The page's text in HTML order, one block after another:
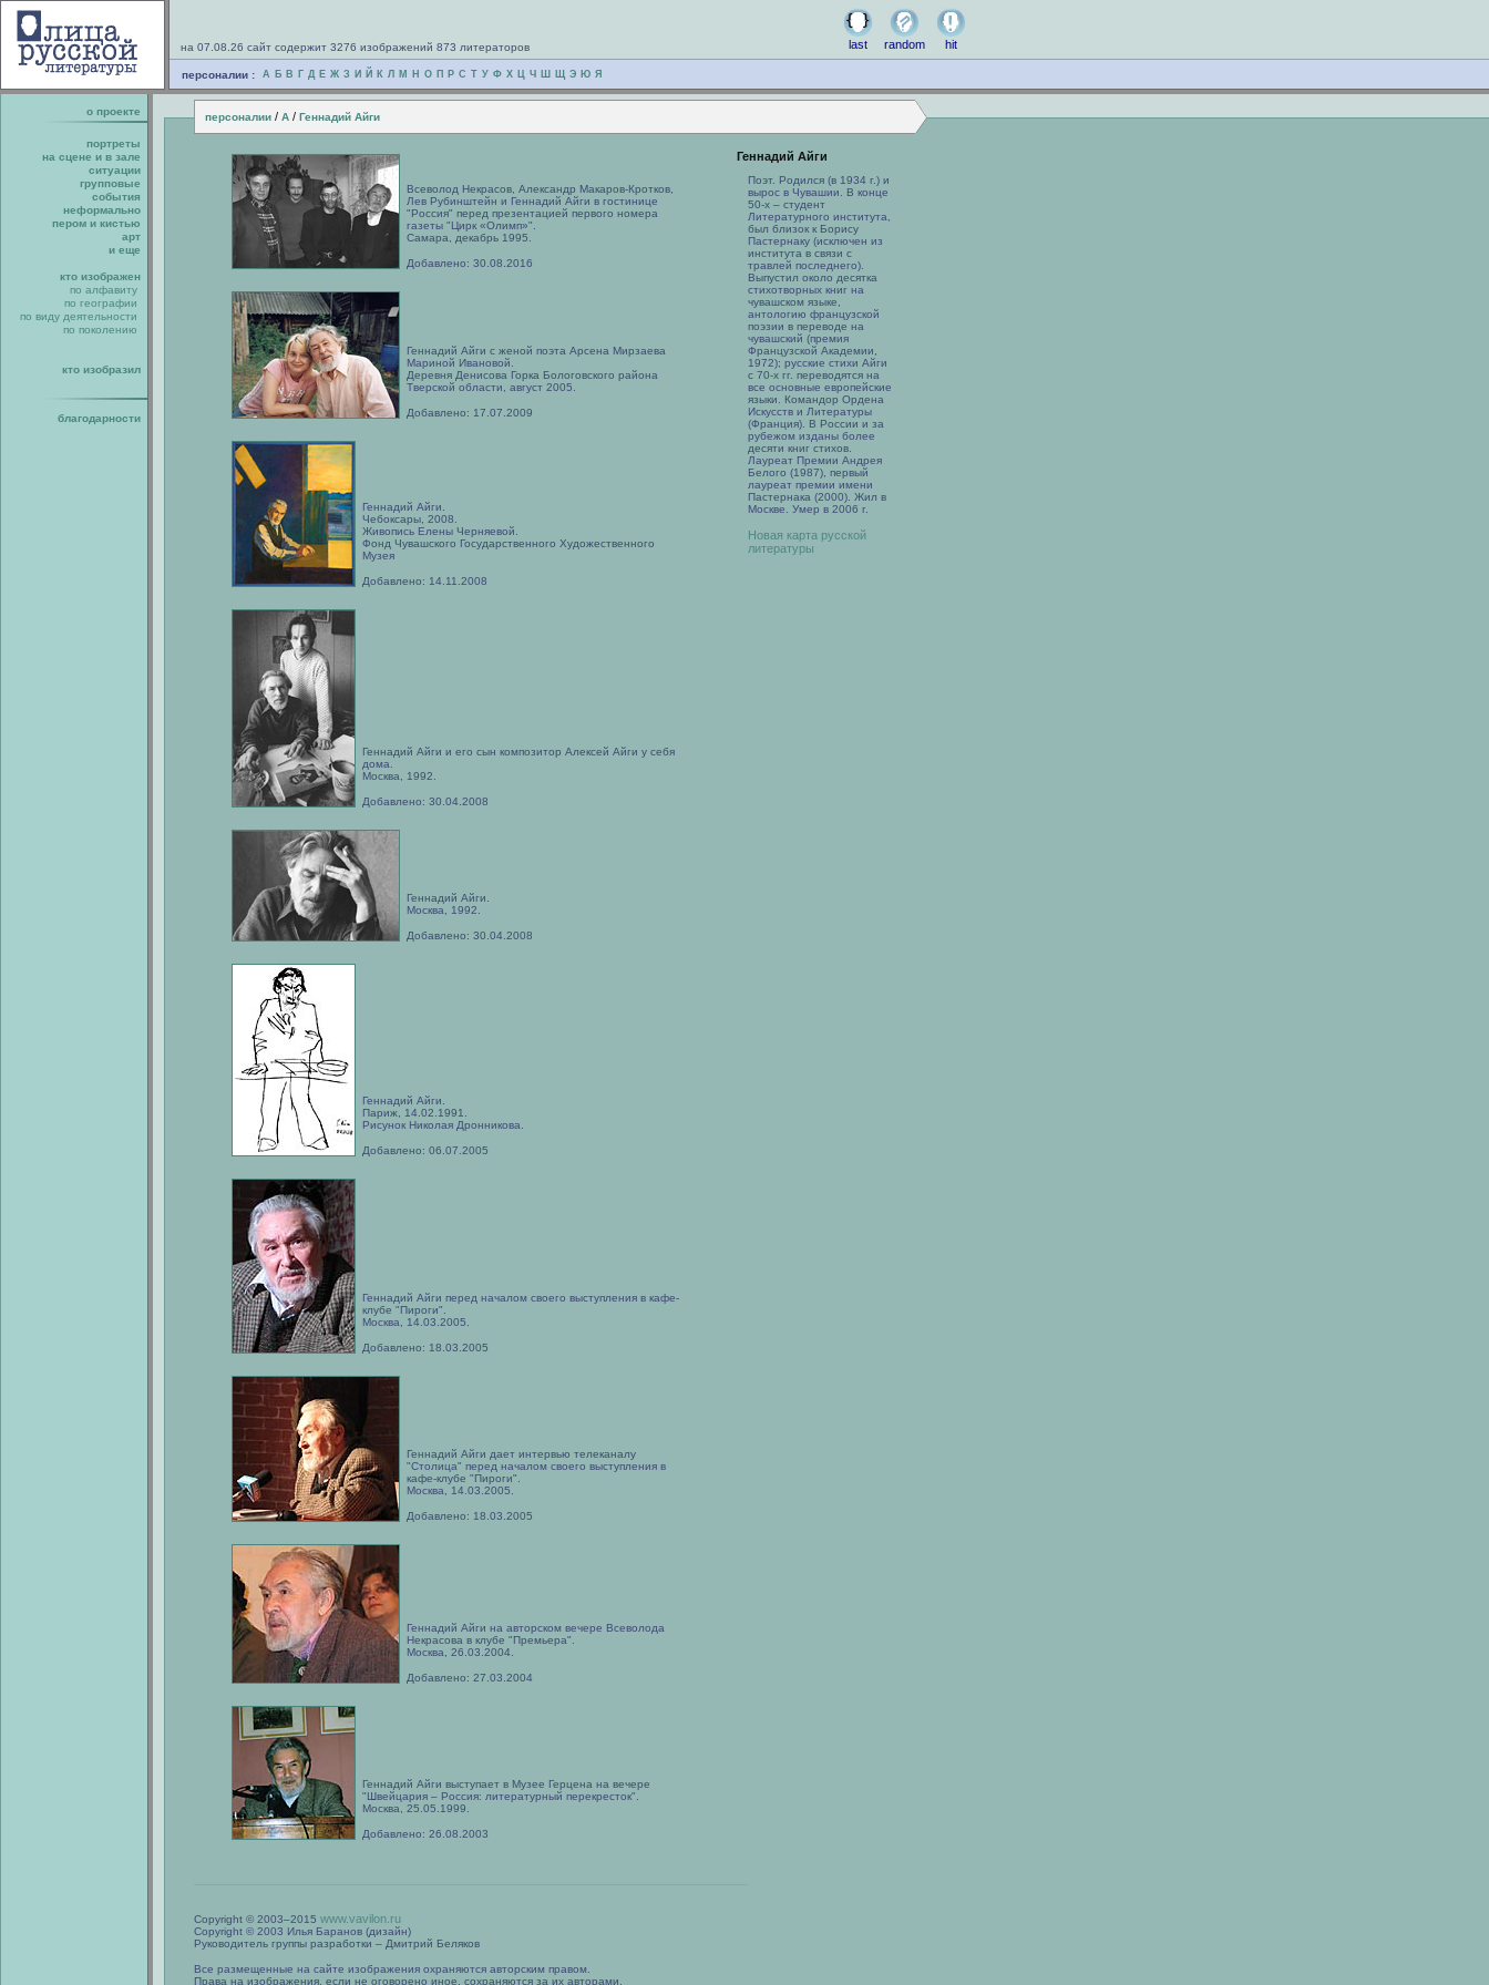
на 07.08.26 сайт содержит 3276 изображений 873 литераторов last random hit
персоналии : А Б В Г Д Е Ж З И Й К Л М Н О П Р С Т У Ф Х Ц Ч Ш Щ Э Ю Я
о проекте персоналии / А / Геннадий Айги
портреты
на сцене и в зале
ситуации
групповые
события
неформально
пером и кистью
арт
и еще
кто изображен
по алфавиту
по географии
по виду деятельности
по поколению
кто изобразил
благодарности
Всеволод Некрасов, Александр Макаров-Кротков,
Лев Рубинштейн и Геннадий Айги в гостинице
"Россия" перед презентацией первого номера
газеты "Цирк «Олимп»".
Самара, декабрь 1995.
Добавлено: 30.08.2016
Геннадий Айги с женой поэта Арсена Мирзаева
Мариной Ивановой.
Деревня Денисова Горка Бологовского района
Тверской области, август 2005.
Добавлено: 17.07.2009
Геннадий Айги.
Чебоксары, 2008.
Живопись Елены Черняевой.
Фонд Чувашского Государственного Художественного
Музея
Добавлено: 14.11.2008
Геннадий Айги и его сын композитор Алексей Айги у себя
дома.
Москва, 1992.
Добавлено: 30.04.2008
Геннадий Айги.
Москва, 1992.
Добавлено: 30.04.2008
Геннадий Айги.
Париж, 14.02.1991.
Рисунок Николая Дронникова.
Добавлено: 06.07.2005
Геннадий Айги перед началом своего выступления в кафе-
клубе "Пироги".
Москва, 14.03.2005.
Добавлено: 18.03.2005
Геннадий Айги дает интервью телеканалу
"Столица" перед началом своего выступления в
кафе-клубе "Пироги".
Москва, 14.03.2005.
Добавлено: 18.03.2005
Геннадий Айги на авторском вечере Всеволода
Некрасова в клубе "Премьера".
Москва, 26.03.2004.
Добавлено: 27.03.2004
Геннадий Айги выступает в Музее Герцена на вечере
"Швейцария – Россия: литературный перекресток".
Москва, 25.05.1999.
Добавлено: 26.08.2003
Геннадий Айги
Поэт. Родился (в 1934 г.) и
вырос в Чувашии. В конце
50-х – студент
Литературного института,
был близок к Борису
Пастернаку (исключен из
института в связи с
травлей последнего).
Выпустил около десятка
стихотворных книг на
чувашском языке,
антологию французской
поэзии в переводе на
чувашский (премия
Французской Академии,
1972); русские стихи Айги
с 70-х гг. переводятся на
все основные европейские
языки. Командор Ордена
Искусств и Литературы
(Франция). В России и за
рубежом изданы более
десяти книг стихов.
Лауреат Премии Андрея
Белого (1987), первый
лауреат премии имени
Пастернака (2000). Жил в
Москве. Умер в 2006 г.
Новая карта русской
литературы
Copyright © 2003–2015 www.vavilon.ru
Copyright © 2003 Илья Баранов (дизайн)
Руководитель группы разработки – Дмитрий Беляков
Все размещенные на сайте изображения охраняются авторским правом.
Права на изображения, если не оговорено иное, сохраняются за их авторами.